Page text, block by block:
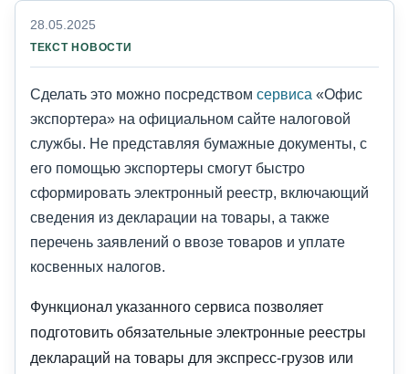
28.05.2025
ТЕКСТ НОВОСТИ
Сделать это можно посредством сервиса «Офис
экспортера» на официальном сайте налоговой
службы. Не представляя бумажные документы, с
его помощью экспортеры смогут быстро
сформировать электронный реестр, включающий
сведения из декларации на товары, а также
перечень заявлений о ввозе товаров и уплате
косвенных налогов.
Функционал указанного сервиса позволяет
подготовить обязательные электронные реестры
деклараций на товары для экспресс-грузов или